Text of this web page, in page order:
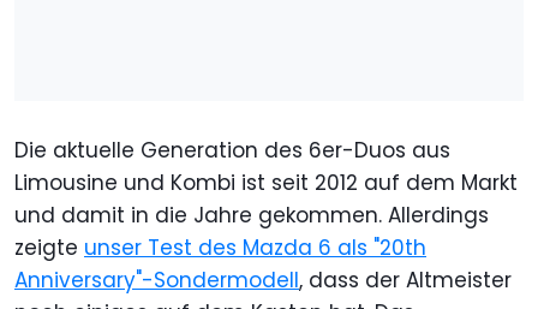
Die aktuelle Generation des 6er-Duos aus
Limousine und Kombi ist seit 2012 auf dem Markt
und damit in die Jahre gekommen. Allerdings
zeigte unser Test des Mazda 6 als "20th
Anniversary"-Sondermodell, dass der Altmeister